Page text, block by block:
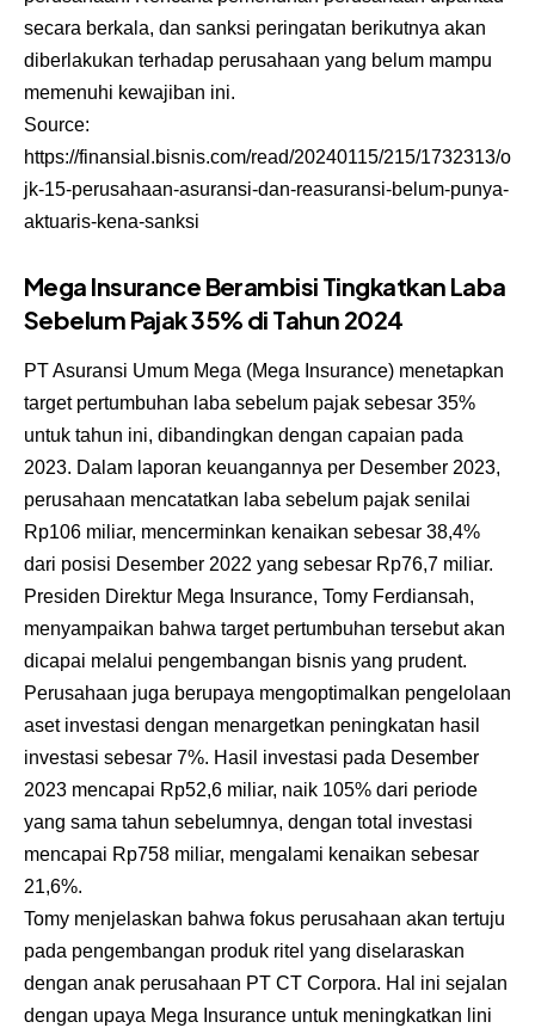
secara berkala, dan sanksi peringatan berikutnya akan
diberlakukan terhadap perusahaan yang belum mampu
memenuhi kewajiban ini.
Source:
https://finansial.bisnis.com/read/20240115/215/1732313/o
jk-15-perusahaan-asuransi-dan-reasuransi-belum-punya-
aktuaris-kena-sanksi
Mega Insurance Berambisi Tingkatkan Laba
Sebelum Pajak 35% di Tahun 2024
PT Asuransi Umum Mega (Mega Insurance) menetapkan
target pertumbuhan laba sebelum pajak sebesar 35%
untuk tahun ini, dibandingkan dengan capaian pada
2023. Dalam laporan keuangannya per Desember 2023,
perusahaan mencatatkan laba sebelum pajak senilai
Rp106 miliar, mencerminkan kenaikan sebesar 38,4%
dari posisi Desember 2022 yang sebesar Rp76,7 miliar.
Presiden Direktur Mega Insurance, Tomy Ferdiansah,
menyampaikan bahwa target pertumbuhan tersebut akan
dicapai melalui pengembangan bisnis yang prudent.
Perusahaan juga berupaya mengoptimalkan pengelolaan
aset investasi dengan menargetkan peningkatan hasil
investasi sebesar 7%. Hasil investasi pada Desember
2023 mencapai Rp52,6 miliar, naik 105% dari periode
yang sama tahun sebelumnya, dengan total investasi
mencapai Rp758 miliar, mengalami kenaikan sebesar
21,6%.
Tomy menjelaskan bahwa fokus perusahaan akan tertuju
pada pengembangan produk ritel yang diselaraskan
dengan anak perusahaan PT CT Corpora. Hal ini sejalan
dengan upaya Mega Insurance untuk meningkatkan lini